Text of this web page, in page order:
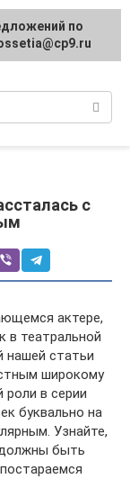
с
актере,
в театральной
нашей статьи
широкому
роли в серии
буквально на
Узнайте,
должны быть
по